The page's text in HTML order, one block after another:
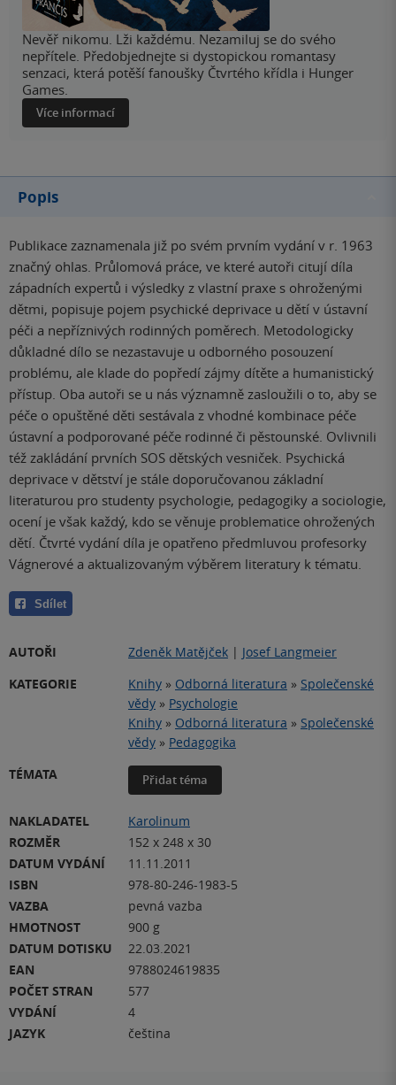
Nevěř nikomu. Lži každému. Nezamiluj se do svého
nepřítele. Předobjednejte si dystopickou romantasy
senzaci, která potěší fanoušky Čtvrtého křídla i Hunger
Games.
Více informací
Popis
Publikace zaznamenala již po svém prvním vydání v r. 1963
značný ohlas. Průlomová práce, ve které autoři citují díla
západních expertů i výsledky z vlastní praxe s ohroženými
dětmi, popisuje pojem psychické deprivace u dětí v ústavní
péči a nepříznivých rodinných poměrech. Metodologicky
důkladné dílo se nezastavuje u odborného posouzení
problému, ale klade do popředí zájmy dítěte a humanistický
přístup. Oba autoři se u nás významně zasloužili o to, aby se
péče o opuštěné děti sestávala z vhodné kombinace péče
ústavní a podporované péče rodinné či pěstounské. Ovlivnili
též zakládání prvních SOS dětských vesniček. Psychická
deprivace v dětství je stále doporučovanou základní
literaturou pro studenty psychologie, pedagogiky a sociologie,
ocení je však každý, kdo se věnuje problematice ohrožených
dětí. Čtvrté vydání díla je opatřeno předmluvou profesorky
Vágnerové a aktualizovaným výběrem literatury k tématu.
Sdílet
AUTOŘI Zdeněk Matějček | Josef Langmeier
KATEGORIE
Knihy » Odborná literatura » Společenské
vědy » Psychologie
Knihy » Odborná literatura » Společenské
vědy » Pedagogika
TÉMATA
Přidat téma
NAKLADATEL
Karolinum
ROZMĚR
152 x 248 x 30
DATUM VYDÁNÍ
11.11.2011
ISBN
978-80-246-1983-5
VAZBA
pevná vazba
HMOTNOST
900 g
DATUM DOTISKU
22.03.2021
EAN
9788024619835
POČET STRAN
577
VYDÁNÍ
4
JAZYK
čeština